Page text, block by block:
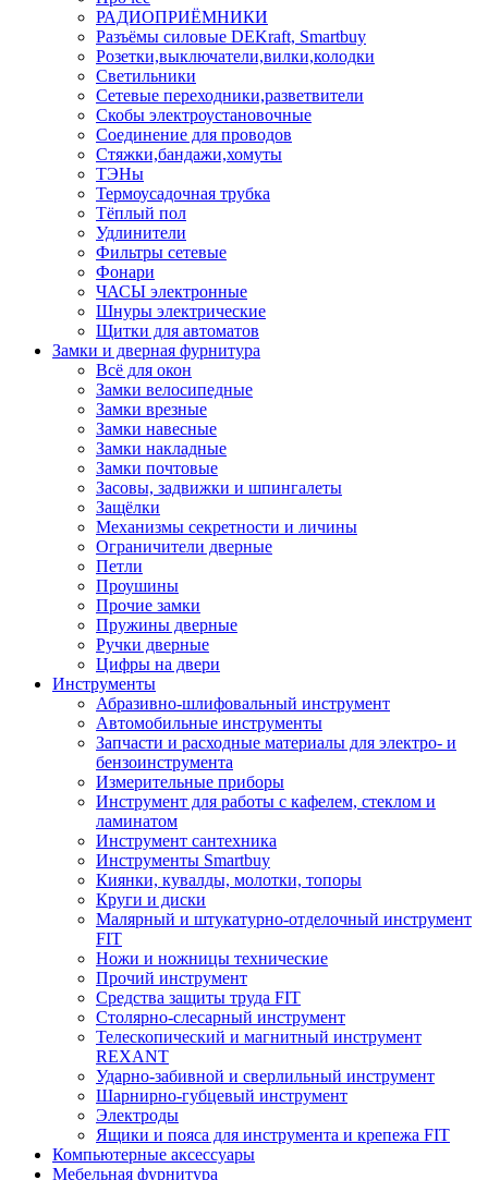
РАДИОПРИЁМНИКИ
Разъёмы силовые DEKraft, Smartbuy
Розетки,выключатели,вилки,колодки
Светильники
Сетевые переходники,разветвители
Скобы электроустановочные
Соединение для проводов
Стяжки,бандажи,хомуты
ТЭНы
Термоусадочная трубка
Тёплый пол
Удлинители
Фильтры сетевые
Фонари
ЧАСЫ электронные
Шнуры электрические
Щитки для автоматов
Замки и дверная фурнитура
Всё для окон
Замки велосипедные
Замки врезные
Замки навесные
Замки накладные
Замки почтовые
Засовы, задвижки и шпингалеты
Защёлки
Механизмы секретности и личины
Ограничители дверные
Петли
Проушины
Прочие замки
Пружины дверные
Ручки дверные
Цифры на двери
Инструменты
Абразивно-шлифовальный инструмент
Автомобильные инструменты
Запчасти и расходные материалы для электро- и
бензоинструмента
Измерительные приборы
Инструмент для работы с кафелем, стеклом и
ламинатом
Инструмент сантехника
Инструменты Smartbuy
Киянки, кувалды, молотки, топоры
Круги и диски
Малярный и штукатурно-отделочный инструмент
FIT
Ножи и ножницы технические
Прочий инструмент
Средства защиты труда FIT
Столярно-слесарный инструмент
Телескопический и магнитный инструмент
REXANT
Ударно-забивной и сверлильный инструмент
Шарнирно-губцевый инструмент
Электроды
Ящики и пояса для инструмента и крепежа FIT
Компьютерные аксессуары
Мебельная фурнитура